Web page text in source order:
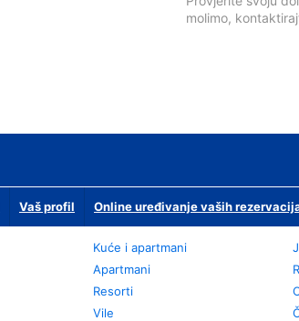
molimo,
Vaš profil Online uređivanje vaših
Kuće i apartmani
Apartmani
Resorti
Vile